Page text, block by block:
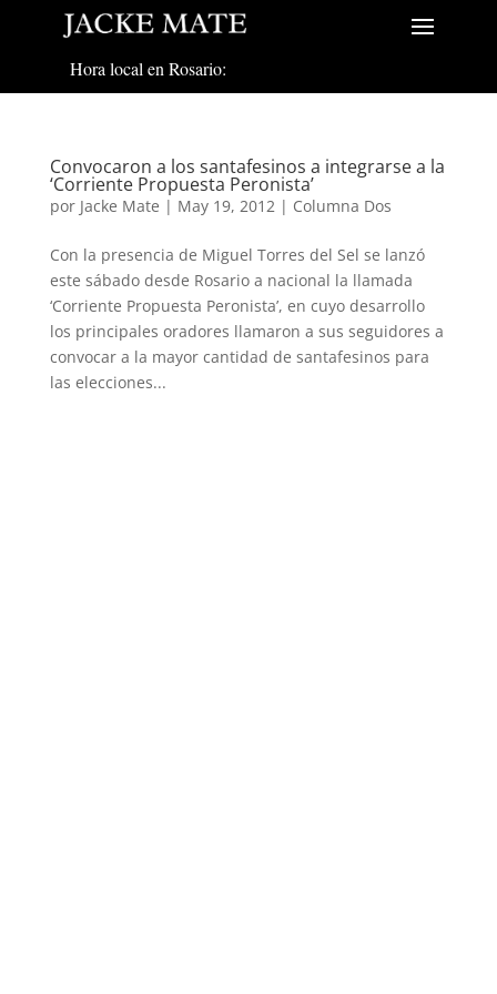
Hora local en Rosario:
Convocaron a los santafesinos a integrarse a la
‘Corriente Propuesta Peronista’
por Jacke Mate | May 19, 2012 | Columna Dos
Con la presencia de Miguel Torres del Sel se lanzó
este sábado desde Rosario a nacional la llamada
‘Corriente Propuesta Peronista’, en cuyo desarrollo
los principales oradores llamaron a sus seguidores a
convocar a la mayor cantidad de santafesinos para
las elecciones...